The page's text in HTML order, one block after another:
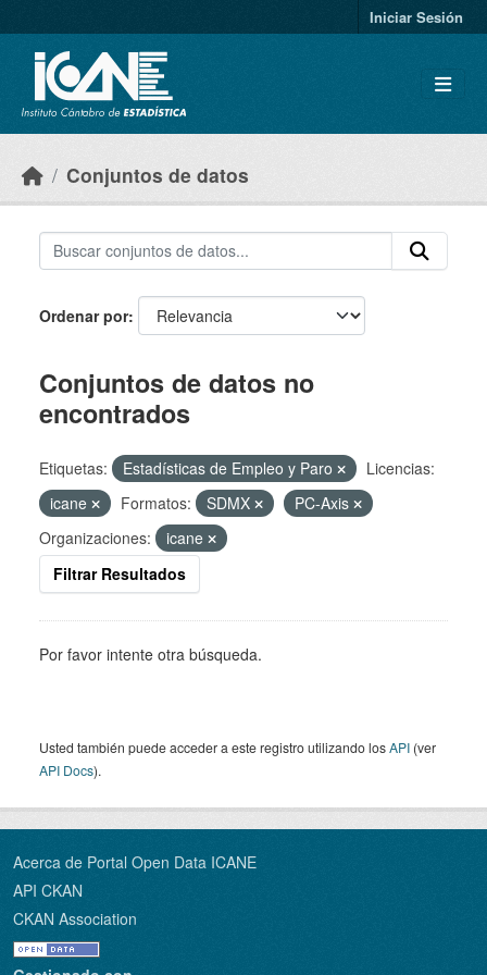
Iniciar Sesión
Conjuntos de datos
Ordenar por
Conjuntos de datos no
encontrados
Etiquetas: Estadísticas de Empleo y Paro
Licencias:
icane
Formatos: SDMX
PC-Axis
Organizaciones:
icane
Filtrar Resultados
Por favor intente otra búsqueda.
Usted también puede acceder a este registro utilizando losAPI (ver
API Docs).
Acerca de Portal Open Data ICANE
API CKAN
CKAN Association